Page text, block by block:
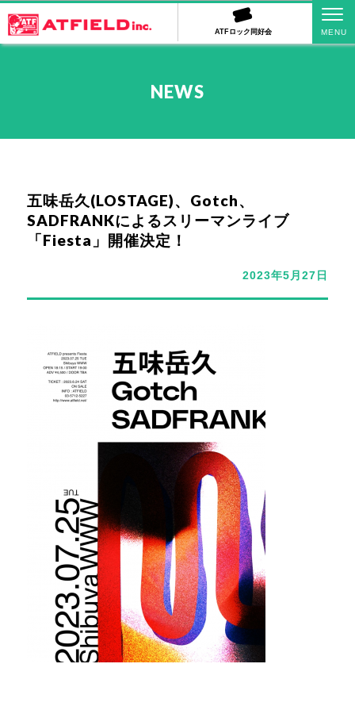
ATFロック同好会
NEWS
五味岳久(LOSTAGE)、Gotch、
SADFRANKによるスリーマンライブ
「Fiesta」開催決定！
2023年5月27日